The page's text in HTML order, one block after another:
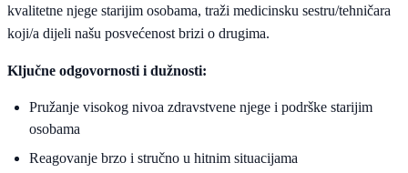
kvalitetne njege starijim osobama, traži medicinsku sestru/tehničara
koji/a dijeli našu posvećenost brizi o drugima.
Ključne odgovornosti i dužnosti:
Pružanje visokog nivoa zdravstvene njege i podrške starijim
osobama
Reagovanje brzo i stručno u hitnim situacijama